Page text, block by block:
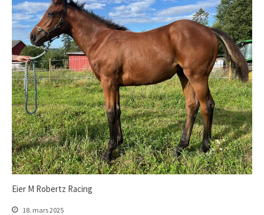
Eier M Robertz Racing
18. mars 2025